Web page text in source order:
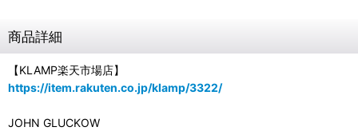
商品詳細
【KLAMP楽天市場店】
https://item.rakuten.co.jp/klamp/3322/
JOHN GLUCKOW